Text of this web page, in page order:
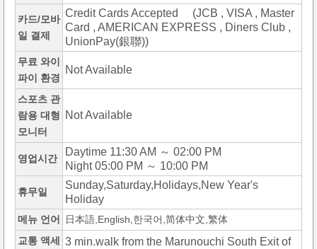
카드/모바
일 결제
Credit Cards Accepted (JCB , VISA , Master
Card , AMERICAN EXPRESS , Diners Club ,
UnionPay(銀聯))
무료 와이
파이 환경
Not Available
스포츠 관
람용 대형
모니터
Not Available
영업시간
Daytime 11:30 AM ～ 02:00 PM
Night 05:00 PM ～ 10:00 PM
휴무일
Sunday,Saturday,Holidays,New Year's
Holiday
메뉴 언어
日本語,English,한국어,简体中文,繁体
교통 액세
3 min.walk from the Marunouchi South Exit of